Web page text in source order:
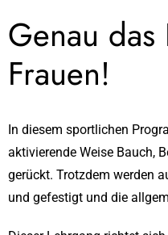
Genau
Frauen!
In diesem sportlichen
aktivierende Weise Bauch,
gerückt. Trotzdem werden
und gefestigt und die